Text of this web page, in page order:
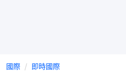
國際 即時國際